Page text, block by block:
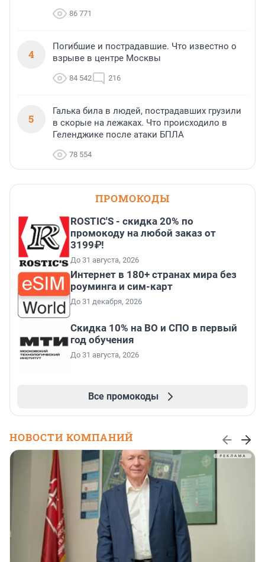
86 771
4
Погибшие и пострадавшие. Что известно о
взрыве в центре Москвы
84 542 216
5
Галька била в людей, пострадавших грузили
в скорые на лежаках. Что происходило в
Геленджике после атаки БПЛА
78 554
ПРОМОКОДЫ
ROSTIC'S - скидка 20% по
промокоду на любой заказ от
3199₽!
До 31 августа, 2026
Интернет в 180+ странах мира без
роуминга и сим-карт
До 31 декабря, 2026
Скидка 10% на ВО и СПО в первый
год обучения
До 31 августа, 2026
Все промокоды
НОВОСТИ КОМПАНИЙ